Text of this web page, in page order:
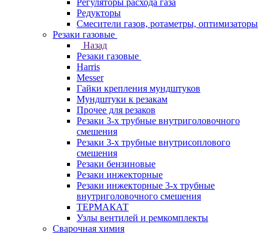
Регуляторы расхода газа
Редукторы
Смесители газов, ротаметры, оптимизаторы
Резаки газовые
Назад
Резаки газовые
Harris
Messer
Гайки крепления мундштуков
Мундштуки к резакам
Прочее для резаков
Резаки 3-х трубные внутриголовочного
смешения
Резаки 3-х трубные внутрисоплового
смешения
Резаки бензиновые
Резаки инжекторные
Резаки инжекторные 3-х трубные
внутриголовочного смешения
ТЕРМАКАТ
Узлы вентилей и ремкомплекты
Сварочная химия